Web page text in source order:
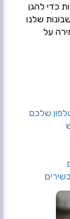
כדי להגן
שלנו
לשמירה על
שלכם